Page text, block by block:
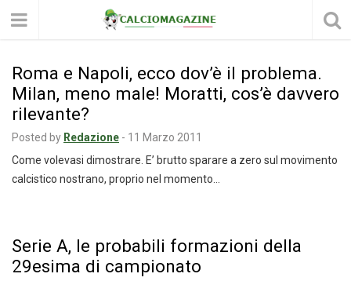
Roma e Napoli, ecco dov’è il problema.
Milan, meno male! Moratti, cos’è davvero
rilevante?
Posted by Redazione - 11 Marzo 2011
Come volevasi dimostrare. E’ brutto sparare a zero sul movimento
calcistico nostrano, proprio nel momento…
Serie A, le probabili formazioni della
29esima di campionato